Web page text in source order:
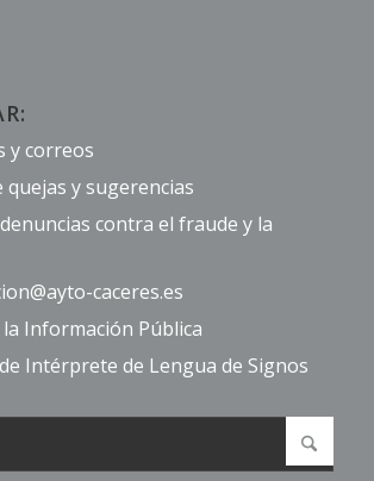
y correos
quejas y sugerencias
contra el fraude y la
caceres.es
la Información Pública
Intérprete de Lengua de Signos